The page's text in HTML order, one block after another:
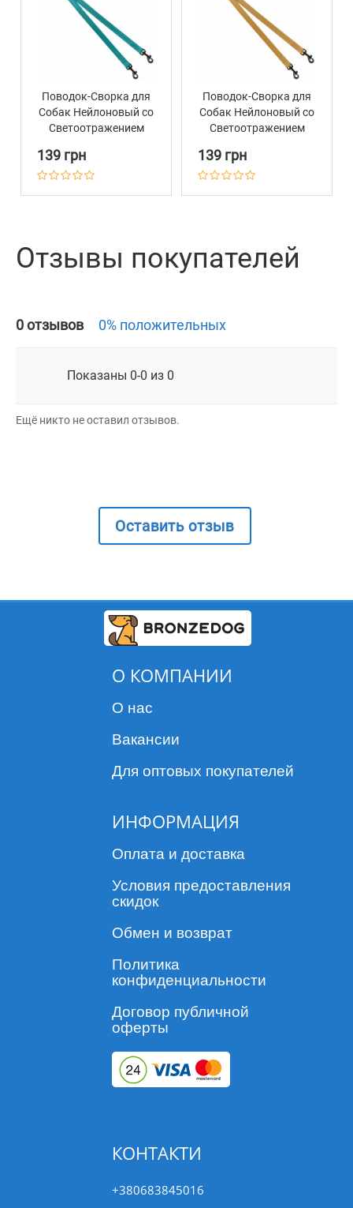
Поводок-Сворка для
Собак Нейлоновый со
Светоотражением
139 грн
Поводок-Сворка для
Собак Нейлоновый со
Светоотражением
139 грн
Отзывы покупателей
0 отзывов 0% положительных
Показаны 0-0 из 0
Ещё никто не оставил отзывов.
Оставить отзыв
О КОМПАНИИ
О нас
Вакансии
Для оптовых покупателей
ИНФОРМАЦИЯ
Оплата и доставка
Условия предоставления
скидок
Обмен и возврат
Политика
конфиденциальности
Договор публичной
оферты
КОНТАКТИ
+380683845016